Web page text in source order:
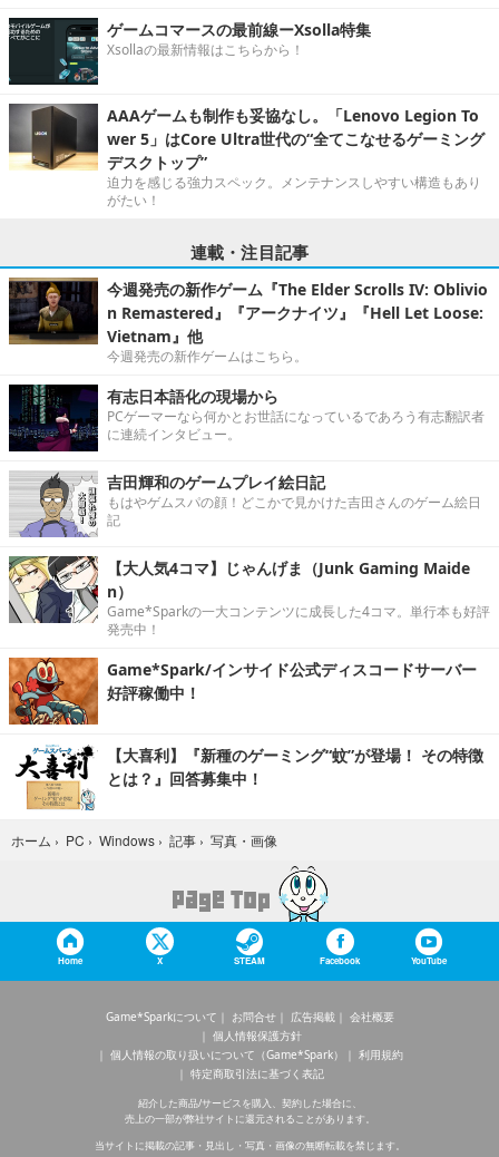
ゲームコマースの最前線ーXsolla特集
Xsollaの最新情報はこちらから！
AAAゲームも制作も妥協なし。「Lenovo Legion To
wer 5」はCore Ultra世代の“全てこなせるゲーミング
デスクトップ”
迫力を感じる強力スペック。メンテナンスしやすい構造もあり
がたい！
連載・注目記事
今週発売の新作ゲーム『The Elder Scrolls IV: Oblivio
n Remastered』『アークナイツ』『Hell Let Loose:
Vietnam』他
今週発売の新作ゲームはこちら。
有志日本語化の現場から
PCゲーマーなら何かとお世話になっているであろう有志翻訳者
に連続インタビュー。
吉田輝和のゲームプレイ絵日記
もはやゲムスパの顔！どこかで見かけた吉田さんのゲーム絵日
記
【大人気4コマ】じゃんげま（Junk Gaming Maide
n）
Game*Sparkの一大コンテンツに成長した4コマ。単行本も好評
発売中！
Game*Spark/インサイド公式ディスコードサーバー
好評稼働中！
【大喜利】『新種のゲーミング“蚊”が登場！ その特徴
とは？』回答募集中！
ホーム › PC › Windows › 記事 › 写真・画像
Home X STEAM Facebook YouTube
Game*Sparkについて お問合せ 広告掲載
会社概要
個人情報保護方針
個人情報の取り扱いについて（Game*Spark）
利用規約
特定商取引法に基づく表記
紹介した商品/サービスを購入、契約した場合に、
売上の一部が弊社サイトに還元されることがあります。
当サイトに掲載の記事・見出し・写真・画像の無断転載を禁じます。